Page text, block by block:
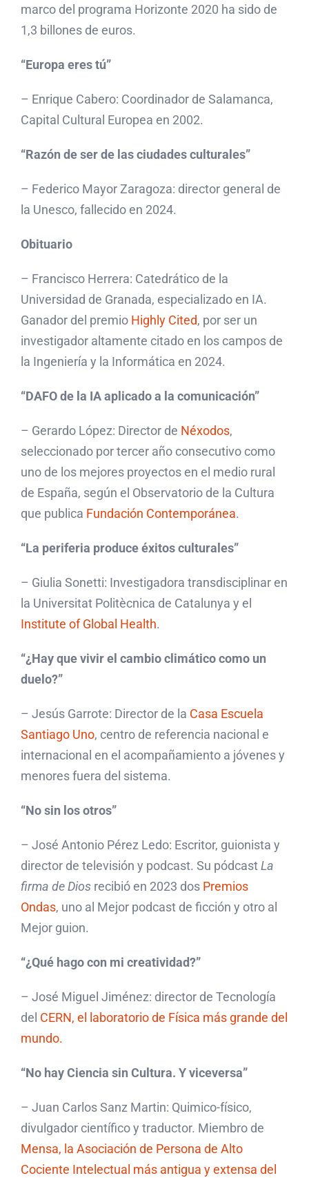
marco del programa Horizonte 2020 ha sido de
1,3 billones de euros.
“Europa eres tú”
– Enrique Cabero: Coordinador de Salamanca,
Capital Cultural Europea en 2002.
“Razón de ser de las ciudades culturales”
– Federico Mayor Zaragoza: director general de
la Unesco, fallecido en 2024.
Obituario
– Francisco Herrera: Catedrático de la
Universidad de Granada, especializado en IA.
Ganador del premio Highly Cited, por ser un
investigador altamente citado en los campos de
la Ingeniería y la Informática en 2024.
“DAFO de la IA aplicado a la comunicación”
– Gerardo López: Director de Néxodos,
seleccionado por tercer año consecutivo como
uno de los mejores proyectos en el medio rural
de España, según el Observatorio de la Cultura
que publica Fundación Contemporánea.
“La periferia produce éxitos culturales”
– Giulia Sonetti: Investigadora transdisciplinar en
la Universitat Politècnica de Catalunya y el
Institute of Global Health.
“¿Hay que vivir el cambio climático como un
duelo?”
– Jesús Garrote: Director de la Casa Escuela
Santiago Uno, centro de referencia nacional e
internacional en el acompañamiento a jóvenes y
menores fuera del sistema.
“No sin los otros”
– José Antonio Pérez Ledo: Escritor, guionista y
director de televisión y podcast. Su pódcastLa
firma de Dios recibió en 2023 dos Premios
Ondas, uno al Mejor podcast de ficción y otro al
Mejor guion.
“¿Qué hago con mi creatividad?”
– José Miguel Jiménez: director de Tecnología
del CERN, el laboratorio de Física más grande del
mundo.
“No hay Ciencia sin Cultura. Y viceversa”
– Juan Carlos Sanz Martin: Quimico-físico,
divulgador científico y traductor. Miembro de
Mensa, la Asociación de Persona de Alto
Cociente Intelectual más antigua y extensa del